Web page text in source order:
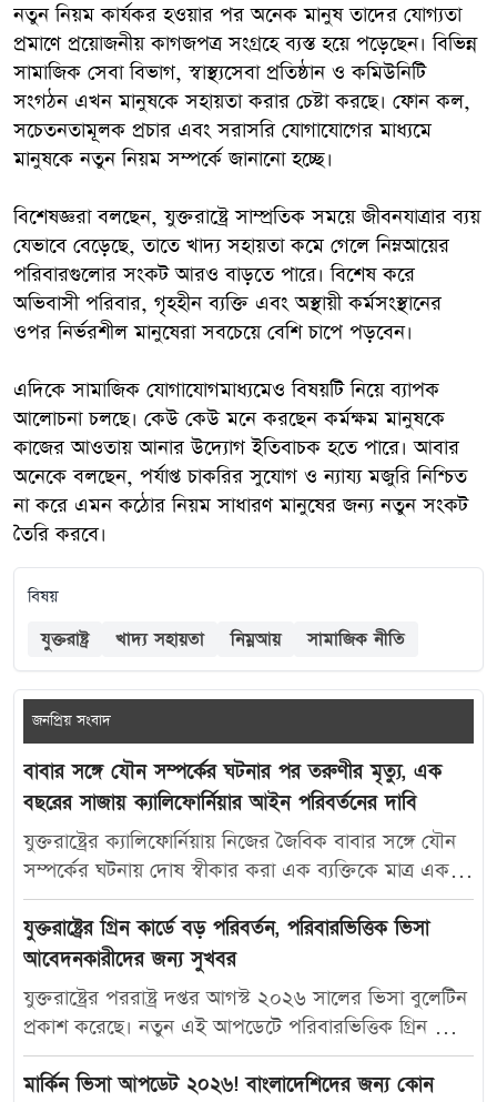
নতুন নিয়ম কার্যকর হওয়ার পর অনেক মানুষ তাদের যোগ্যতা
প্রমাণে প্রয়োজনীয় কাগজপত্র সংগ্রহে ব্যস্ত হয়ে পড়েছেন। বিভিন্ন
সামাজিক সেবা বিভাগ, স্বাস্থ্যসেবা প্রতিষ্ঠান ও কমিউনিটি
সংগঠন এখন মানুষকে সহায়তা করার চেষ্টা করছে। ফোন কল,
সচেতনতামূলক প্রচার এবং সরাসরি যোগাযোগের মাধ্যমে
মানুষকে নতুন নিয়ম সম্পর্কে জানানো হচ্ছে।
বিশেষজ্ঞরা বলছেন, যুক্তরাষ্ট্রে সাম্প্রতিক সময়ে জীবনযাত্রার ব্যয়
যেভাবে বেড়েছে, তাতে খাদ্য সহায়তা কমে গেলে নিম্নআয়ের
পরিবারগুলোর সংকট আরও বাড়তে পারে। বিশেষ করে
অভিবাসী পরিবার, গৃহহীন ব্যক্তি এবং অস্থায়ী কর্মসংস্থানের
ওপর নির্ভরশীল মানুষেরা সবচেয়ে বেশি চাপে পড়বেন।
এদিকে সামাজিক যোগাযোগমাধ্যমেও বিষয়টি নিয়ে ব্যাপক
আলোচনা চলছে। কেউ কেউ মনে করছেন কর্মক্ষম মানুষকে
কাজের আওতায় আনার উদ্যোগ ইতিবাচক হতে পারে। আবার
অনেকে বলছেন, পর্যাপ্ত চাকরির সুযোগ ও ন্যায্য মজুরি নিশ্চিত
না করে এমন কঠোর নিয়ম সাধারণ মানুষের জন্য নতুন সংকট
তৈরি করবে।
বিষয়
যুক্তরাষ্ট্র খাদ্য সহায়তা নিম্নআয় সামাজিক নীতি
জনপ্রিয় সংবাদ
বাবার সঙ্গে যৌন সম্পর্কের ঘটনার পর তরুণীর মৃত্যু, এক
বছরের সাজায় ক্যালিফোর্নিয়ার আইন পরিবর্তনের দাবি
যুক্তরাষ্ট্রের ক্যালিফোর্নিয়ায় নিজের জৈবিক বাবার সঙ্গে যৌন
সম্পর্কের ঘটনায় দোষ স্বীকার করা এক ব্যক্তিকে মাত্র এক
বছরের কারাদণ্ড দেওয়ায় নতুন করে বিতর্ক তৈরি হয়েছে।
আদালতের এই রায়ে অসন্তোষ প্রকাশ করে ভুক্তভোগী
তরুণীর মা ক্যালিফোর্নিয়ার যৌন অপরাধ-সংক্রান্ত আইন
আরও কঠোর করার দাবি জানিয়েছেন। মার্কিন সংবাদমাধ্যম
দ্য ক্যালিফোর্নিয়া পোস্ট-কে দেওয়া সাক্ষাৎকারে ক্যারোলিনা
স্যান্ডোভাল বলেন, তার মেয়ে মাকাইলা রেনে সেটলসের নামে
নতুন আইন প্রণয়ন করা উচিত, যাতে ভবিষ্যতে এ ধরনের
যুক্তরাষ্ট্রের গ্রিন কার্ডে বড় পরিবর্তন, পরিবারভিত্তিক ভিসা
আবেদনকারীদের জন্য সুখবর
যুক্তরাষ্ট্রের পররাষ্ট্র দপ্তর আগস্ট ২০২৬ সালের ভিসা বুলেটিন
প্রকাশ করেছে। নতুন এই আপডেটে পরিবারভিত্তিক গ্রিন কার্ড
আবেদনকারীদের জন্য বেশ কিছু গুরুত্বপূর্ণ অগ্রগতি দেখা
গেছে। বিশেষ করে যুক্তরাষ্ট্রের স্থায়ী বাসিন্দাদের স্বামী, স্ত্রী ও
মার্কিন ভিসা আপডেট ২০২৬! বাংলাদেশিদের জন্য কোন